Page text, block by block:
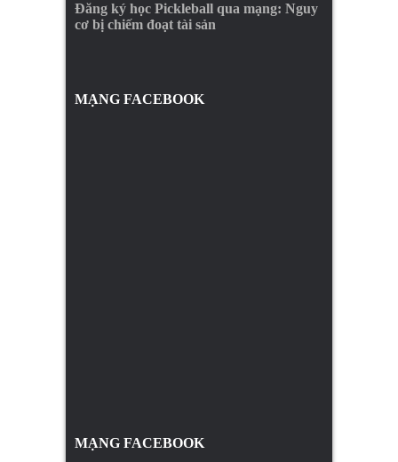
Đăng ký học Pickleball qua mạng: Nguy
cơ bị chiếm đoạt tài sản
MẠNG FACEBOOK
MẠNG FACEBOOK